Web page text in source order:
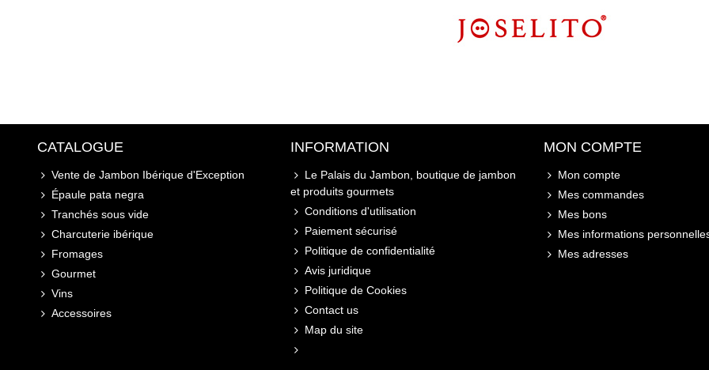
CATALOGUE
Vente de Jambon Ibérique d'Exception
Épaule pata negra
Tranchés sous vide
Charcuterie ibérique
Fromages
Gourmet
Vins
Accessoires
INFORMATION
Le Palais du Jambon, boutique de jambon
et produits gourmets
Conditions d'utilisation
Paiement sécurisé
Politique de confidentialité
Avis juridique
Politique de Cookies
Contact us
Map du site
MON COMPTE
Mon compte
Mes commandes
Mes bons
Mes informations
Mes adresses